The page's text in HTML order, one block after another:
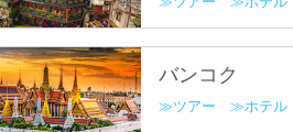
バンコク
ツアー ホテル